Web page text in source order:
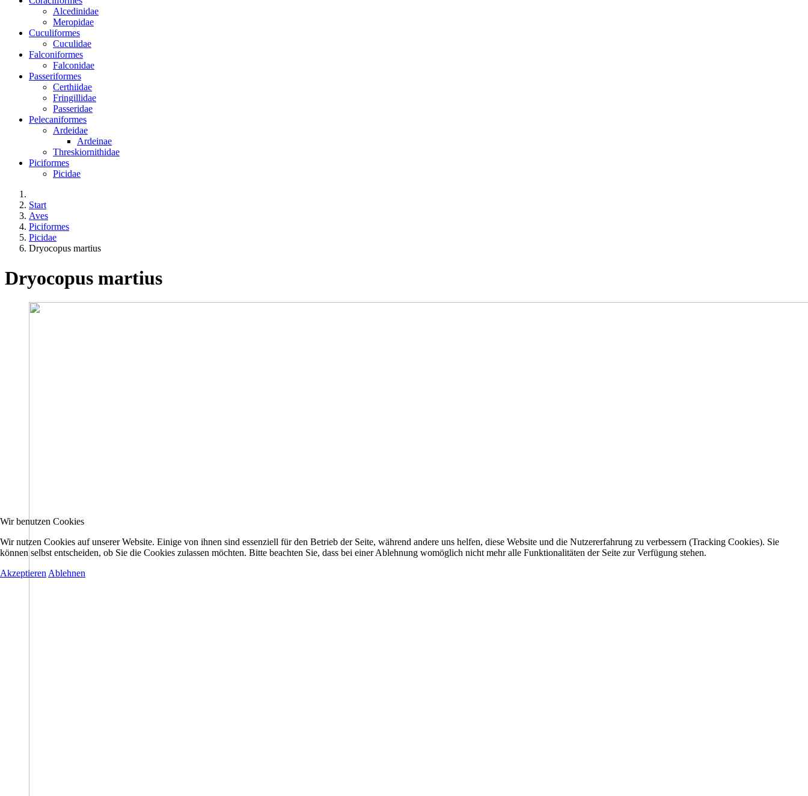
Alcedinidae
Meropidae
Cuculiformes
Cuculidae
Falconiformes
Falconidae
Passeriformes
Certhiidae
Fringillidae
Passeridae
Pelecaniformes
Ardeidae
Ardeinae
Threskiornithidae
Piciformes
Picidae
Start
Aves
Piciformes
Picidae
Dryocopus martius
Dryocopus martius
Wir benutzen Cookies
Wir nutzen Cookies auf unserer Website. Einige von ihnen sind essenziell für den Betrieb der Seite, während andere uns helfen, diese Website und die Nutzererfahrung zu verbessern (Tracking Cookies). Sie
können selbst entscheiden, ob Sie die Cookies zulassen möchten. Bitte beachten Sie, dass bei einer Ablehnung womöglich nicht mehr alle Funktionalitäten der Seite zur Verfügung stehen.
Akzeptieren Ablehnen